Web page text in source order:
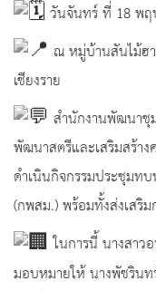
วันจันทร์ ที่ 18 พ
ณ หมู่บ้านสันไม้ฮ
เชียงราย
สำนักงานพัฒนาชุ
พัฒนาสตรีและเสริมสร้า
ดำเนินกิจกรรมประชุมท
(กพสม.) พร้อมทั้งส่งเสริ
ในการนี้ นางสาว
มอบหมายให้ นางพัชรินท